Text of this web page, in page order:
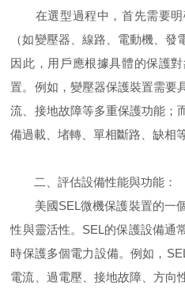
在選型過程中，首先需要明
（如變壓器、線路、電動機、發
因此，用戶應根據具體的保護
置。例如，變壓器保護裝置需要
流、接地故障等多重保護功能；
備過載、堵轉、單相斷路、缺相
二、評估設備性能與功能：
美國SEL微機保護裝置的一
性與靈活性。SEL的保護設備通
時保護多個電力設備。例如，
電流、過電壓、接地故障、方向